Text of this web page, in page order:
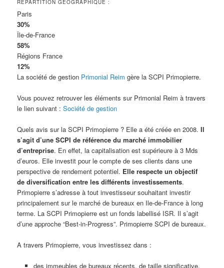
RÉPARTITION GÉOGRAPHIQUE :
Paris
30%
Île-de-France
58%
Régions France
12%
La société de gestion Primonial Reim gère la SCPI Primopierre.
Vous pouvez retrouver les éléments sur Primonial Reim à travers
le lien suivant :Société de gestion
Quels avis sur la SCPI Primopierre ? Elle a été créée en 2008.Il
s’agit d’une SCPI de référence du marché immobilier
d’entreprise. En effet, la capitalisation est supérieure à 3 Mds
d’euros. Elle investit pour le compte de ses clients dans une
perspective de rendement potentiel. Elle respecte un objectif
de diversification entre les différents investissements.
Primopierre s’adresse à tout investisseur souhaitant investir
principalement sur le marché de bureaux en Ile-de-France à long
terme. La SCPI Primopierre est un fonds labellisé ISR. Il s’agit
d’une approche “Best-in-Progress”. Primopierre SCPI de bureaux.
A travers Primopierre, vous investissez dans :
des immeubles de bureaux récents, de taille significative,